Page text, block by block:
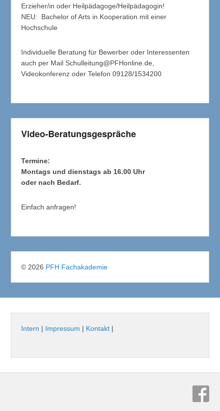
Erzieher/in oder Heilpädagoge/Heilpädagogin!
NEU: Bachelor of Arts in Kooperation mit einer
Hochschule
Individuelle Beratung für Bewerber oder Interessenten
auch per Mail Schulleitung@PFHonline.de,
Videokonferenz oder Telefon 09128/1534200
Video-Beratungsgespräche
Termine:
Montags und dienstags ab 16.00 Uhr
oder nach Bedarf.
Einfach anfragen!
© 2026 PFH Fachakademie
Intern | Impressum | Kontakt |